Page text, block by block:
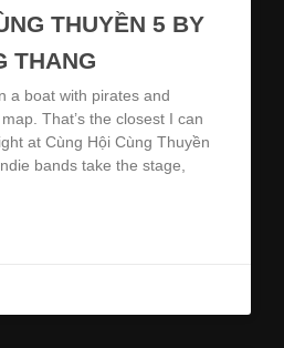
THUYỀN 5 BY
THANG
a boat with pirates and
That’s the closest I can
at Cùng Hội Cùng Thuyền
bands take the stage,